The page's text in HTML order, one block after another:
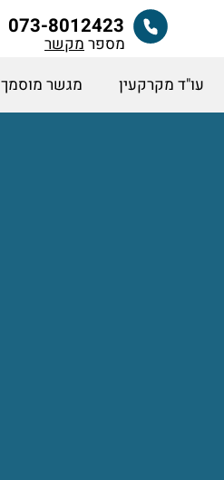
073-8012423
מספרמקשר
עו"ד מקרקעין מגשר מוסמך